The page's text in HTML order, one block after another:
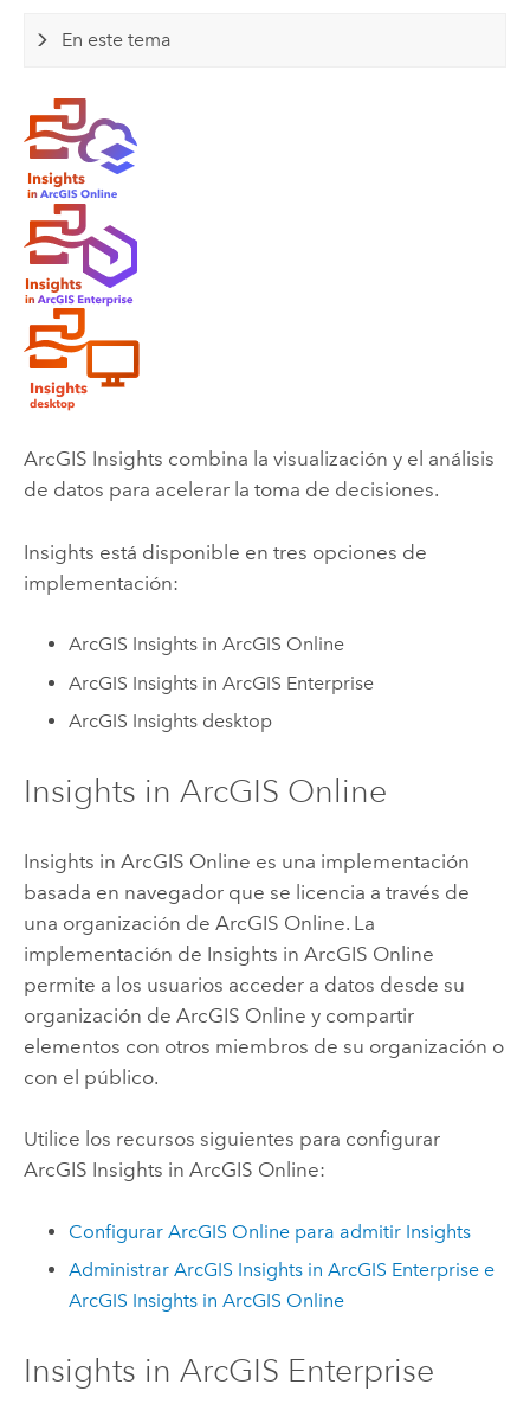
En este tema
ArcGIS Insights combina la visualización y el análisis
de datos para acelerar la toma de decisiones.
Insights está disponible en tres opciones de
implementación:
ArcGIS Insights in ArcGIS Online
ArcGIS Insights in ArcGIS Enterprise
ArcGIS Insights desktop
Insights in ArcGIS Online
Insights in ArcGIS Online es una implementación
basada en navegador que se licencia a través de
una organización de ArcGIS Online. La
implementación de Insights in ArcGIS Online
permite a los usuarios acceder a datos desde su
organización de ArcGIS Online y compartir
elementos con otros miembros de su organización o
con el público.
Utilice los recursos siguientes para configurar
ArcGIS Insights in ArcGIS Online:
ConfigurarArcGIS Online para admitir Insights
AdministrarArcGIS Insights in ArcGIS Enterprise e
ArcGIS Insights in ArcGIS Online
Insights in ArcGIS Enterprise